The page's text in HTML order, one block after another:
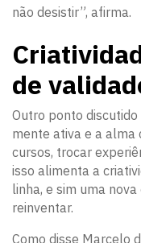
não desistir”, afirma.
de
Outro ponto
mente ativa e a alma
cursos, trocar
isso alimenta a
linha, e sim uma
reinventar.
Como disse Marcelo